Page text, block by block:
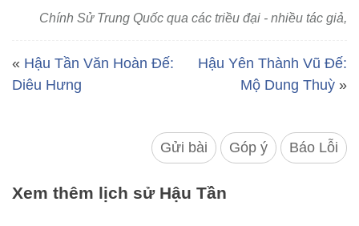
Chính Sử Trung Quốc qua các triều đại - nhiều tác giả,
« Hậu Tần Văn Hoàn Đế:
Diêu Hưng
Hậu Yên Thành Vũ Đế:
Mộ Dung Thuỳ »
Gửi bài Góp ý Báo Lỗi
Xem thêm lịch sử Hậu Tần